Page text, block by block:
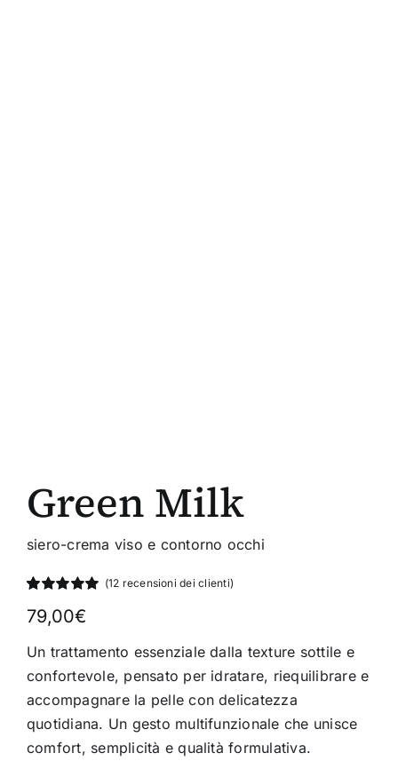
Green Milk
siero-crema viso e contorno occhi
5.00su 5 su
recensioni
(12 recensioni dei clienti)
79,00€
Un trattamento essenziale dalla texture sottile e
confortevole, pensato per idratare, riequilibrare e
accompagnare la pelle con delicatezza
quotidiana. Un gesto multifunzionale che unisce
comfort, semplicità e qualità formulativa.